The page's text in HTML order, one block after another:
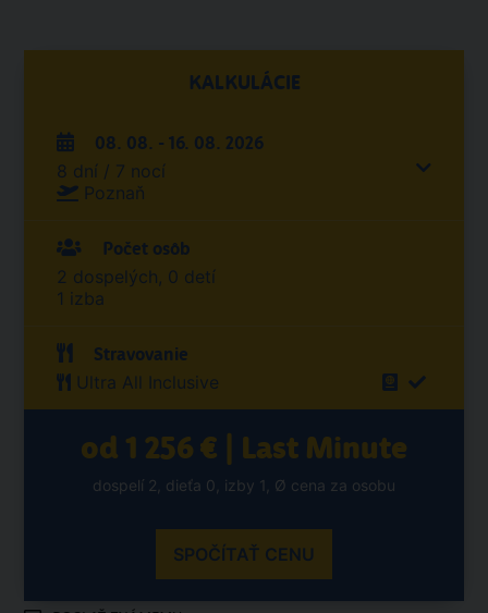
KALKULÁCIE
08. 08. - 16. 08. 2026
8 dní / 7 nocí
Poznaň
Počet osôb
2 dospelých, 0 detí
1 izba
Stravovanie
Ultra All Inclusive
od 1 256 € | Last Minute
dospelí 2, dieťa 0, izby 1, Ø cena za osobu
SPOČÍTAŤ CENU